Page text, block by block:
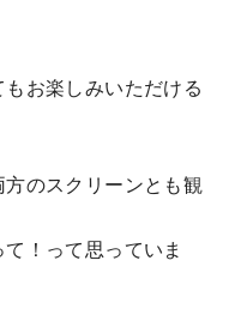
お楽しみいただける
のスクリーンとも観
！って思っていま